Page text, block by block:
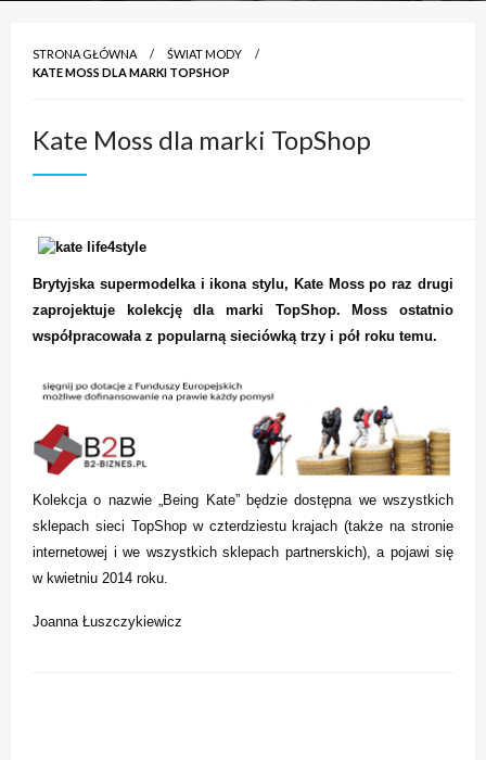
STRONA GŁÓWNA
ŚWIAT MODY
KATE MOSS DLA MARKI TOPSHOP
Kate Moss dla marki TopShop
Brytyjska supermodelka i ikona stylu, Kate Moss po raz drugi
zaprojektuje kolekcję dla marki TopShop. Moss ostatnio
współpracowała z popularną sieciówką trzy i pół roku temu.
Kolekcja o nazwie „Being Kate” będzie dostępna we wszystkich
sklepach sieci TopShop w czterdziestu krajach (także na stronie
internetowej i we wszystkich sklepach partnerskich), a pojawi się
w kwietniu 2014 roku.
Joanna Łuszczykiewicz